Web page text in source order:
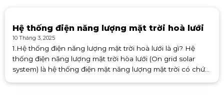
Hệ thống điện năng lượng mặt trời hoà lưới
10 Tháng 3, 2025
1.Hệ thống điện năng lượng mặt trời hoà lưới là gì? Hệ
thống điện năng lượng mặt trời hòa lưới (On grid solar
system) là hệ thống điện mặt năng lượng mặt trời có chức